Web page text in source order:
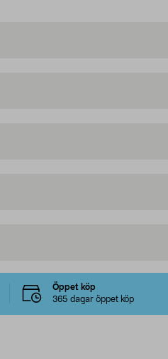
Öppet köp
365 dagar öppet köp